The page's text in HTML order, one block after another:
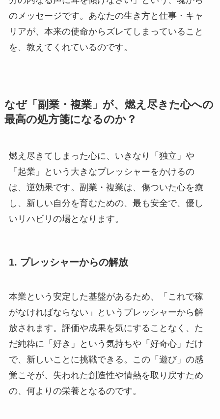
のメッセージです。あなたの生き方と仕事・キャ
リアが、本来の使命からズレてしまっていること
を、教えてくれているのです。
なぜ「副業・複業」が、燃え尽きた心への
最高の処方箋になるのか？
燃え尽きてしまった心に、いきなり「独立」や
「起業」という大きなプレッシャーをかけるの
は、逆効果です。副業・複業は、傷ついた心を癒
し、新しい自分を育むための、最も安全で、優し
いリハビリの場となります。
1. プレッシャーからの解放
本業という安定した基盤があるため、「これで稼
がなければならない」というプレッシャーから解
放されます。評価や成果を気にすることなく、た
だ純粋に「好き」という気持ちや「好奇心」だけ
で、新しいことに挑戦できる。この「遊び」の感
覚こそが、失われた創造性や情熱を取り戻すため
の、何よりの栄養となるのです。